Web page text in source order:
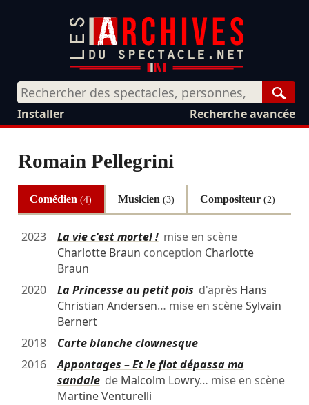
Recherche avancée
Installer
Romain Pellegrini
Comédien(4) Musicien (3) Compositeur(2)
2023 La vie c'est mortel !mise en scène
Charlotte Braun conception Charlotte
Braun
2020
La Princesse au petit pois d'après Hans
Christian Andersen… mise en scèneSylvain
Bernert
2018
Carte blanche clownesque
2016
Appontages – Et le flot dépassa ma
sandalede Malcolm Lowry… mise en scène
Martine Venturelli